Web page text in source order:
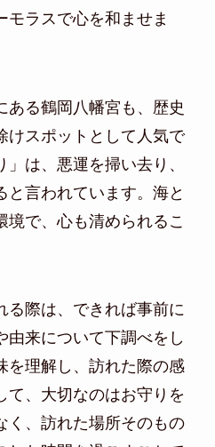
モラスで心を和ませま
ある鶴岡八幡宮も、歴史
けスポットとして人気で
は、悪運を掃い去り、
と言われています。海と
境で、心も清められるこ
る際は、できれば事前に
由来について下調べをし
を理解し、訪れた際の感
て、大切なのはお守りを
く、訪れた場所そのもの